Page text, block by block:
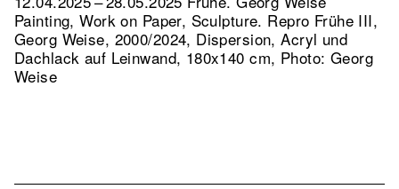
Painting, Work on Paper, Sculpture. Repro Frühe III,
Georg Weise, 2000/2024, Dispersion, Acryl und
Dachlack auf Leinwand, 180x140 cm, Photo: Georg
Weise